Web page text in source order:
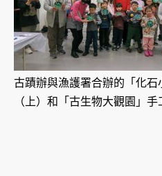
古蹟辦與漁護署合辦的「化
（上）和「古生物大觀園」